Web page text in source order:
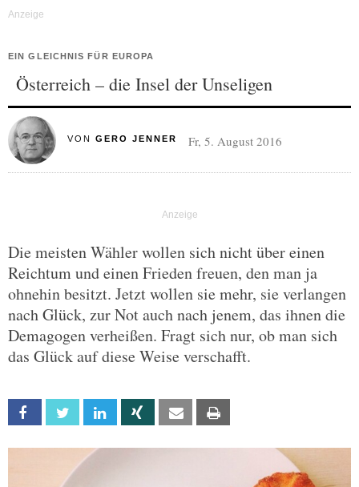
EIN GLEICHNIS FÜR EUROPA
Österreich – die Insel der Unseligen
VON GERO JENNER Fr, 5. August 2016
Die meisten Wähler wollen sich nicht über einen
Reichtum und einen Frieden freuen, den man ja
ohnehin besitzt. Jetzt wollen sie mehr, sie verlangen
nach Glück, zur Not auch nach jenem, das ihnen die
Demagogen verheißen. Fragt sich nur, ob man sich
das Glück auf diese Weise verschafft.
Facebook Twitter Linkedin Xing Email